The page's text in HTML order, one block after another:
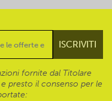
fornite dal Titolare
e presto il consenso per le